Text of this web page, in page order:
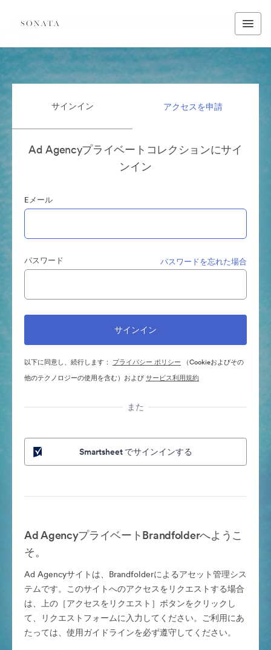
サインイン アクセスを申請
Ad Agencyプライベートコレクションにサイ
ンイン
Eメール
パスワード パスワードを忘れた場合
以下に同意し、続行します： プライバシー ポリシー （Cookieおよびその
他のテクノロジーの使用を含む）およびサービス利用規約
また
Smartsheet でサインインする
Ad AgencyプライベートBrandfolderへようこ
そ。
Ad Agencyサイトは、Brandfolderによるアセット管理シス
テムです。このサイトへのアクセスをリクエストする場合
は、上の［アクセスをリクエスト］ボタンをクリックし
て、リクエストフォームに入力してください。ご利用にあ
たっては、使用ガイドラインを必ず遵守してください。